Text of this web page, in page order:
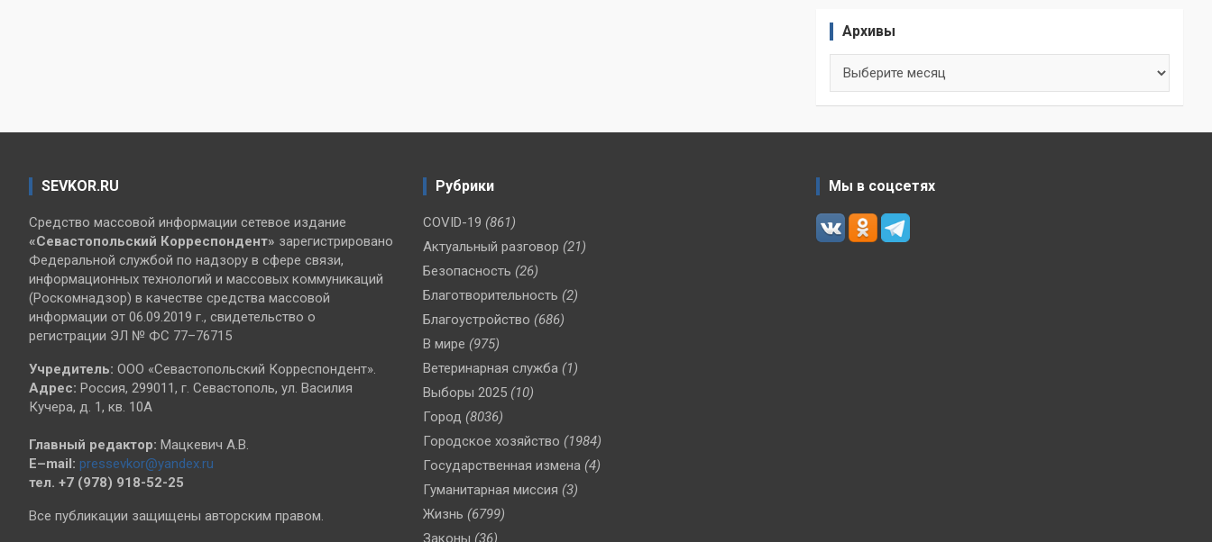
Архивы
SEVKOR.RU
Средство массовой информации сетевое издание
«Севастопольский Корреспондент» зарегистрировано
Федеральной службой по надзору в сфере связи,
информационных технологий и массовых коммуникаций
(Роскомнадзор) в качестве средства массовой
информации от 06.09.2019 г., свидетельство о
регистрации ЭЛ № ФС 77–76715
Учредитель: ООО «Севастопольский Корреспондент».
Адрес: Россия, 299011, г. Севастополь, ул. Василия
Кучера, д. 1, кв. 10А
Главный редактор: Мацкевич А.В.
E–mail: pressevkor@yandex.ru
тел. +7 (978) 918-52-25
Все публикации защищены авторским правом.
Рубрики
COVID-19 (861)
Актуальный разговор (21)
Безопасность (26)
Благотворительность (2)
Благоустройство (686)
В мире (975)
Ветеринарная служба (1)
Выборы 2025 (10)
Город (8036)
Городское хозяйство (1984)
Государственная измена (4)
Гуманитарная миссия (3)
Жизнь (6799)
Законы (36)
Мы в соцсетях